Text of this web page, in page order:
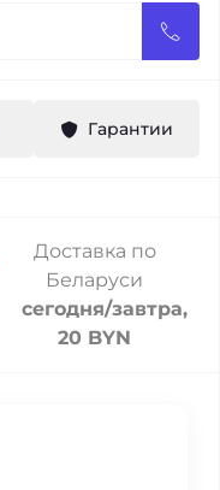
Гарантии
Доставка по
Беларуси
сегодня/завтра,
20 BYN